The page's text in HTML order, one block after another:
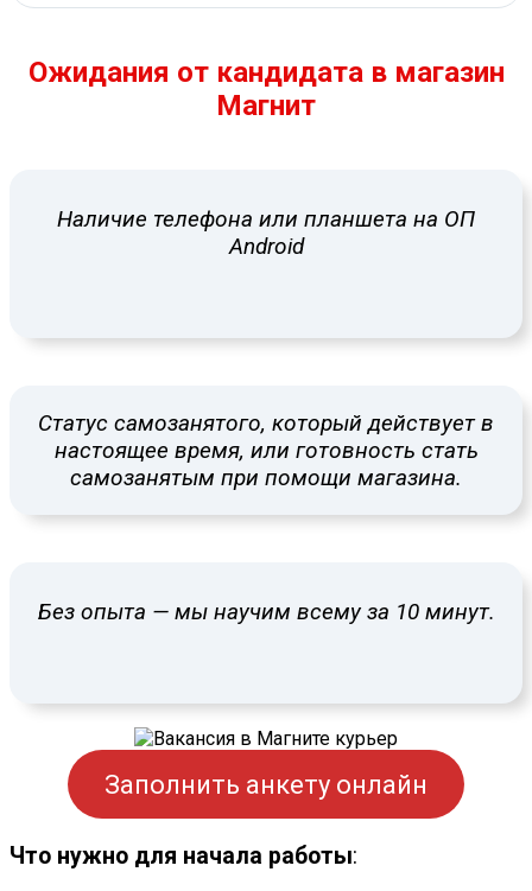
Ожидания от кандидата в магазин
Магнит
Наличие телефона или планшета на ОП
Android
Статус самозанятого, который действует в
настоящее время, или готовность стать
самозанятым при помощи магазина.
Без опыта — мы научим всему за 10 минут.
Заполнить анкету онлайн
Что нужно для начала работы: